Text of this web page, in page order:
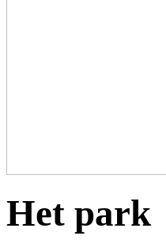
Het park